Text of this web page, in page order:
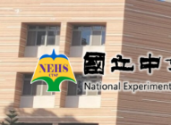
跳
轉
至
主
要